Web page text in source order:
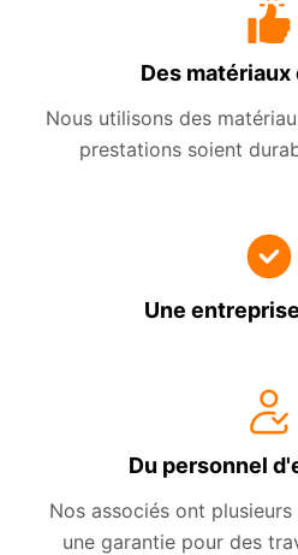
Des matériaux
Nous utilisons des
prestations soient
Une
Du personnel
Nos associés ont
une garantie pour des